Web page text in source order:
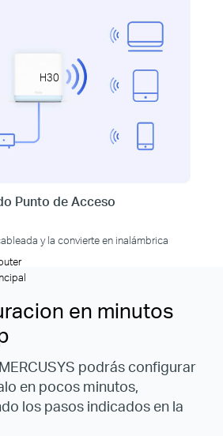
H30
Punto de Acceso
y la convierte en inalámbrica
en minutos
podrás configurar
en pocos minutos,
los pasos indicados en la